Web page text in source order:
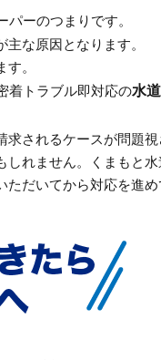
ーのつまりです。
な原因となります。
。
着トラブル即対応の水道
されるケースが問題視
しれません。くまもと水
ただいてから対応を進め